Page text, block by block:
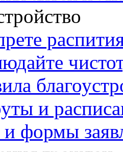
и
и формы